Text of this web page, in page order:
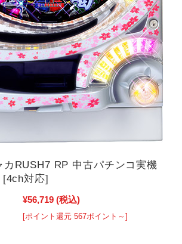
カRUSH7 RP 中古パチンコ実機
対応]
¥56,719 (税込)
[ポイント還元 567ポイント～]